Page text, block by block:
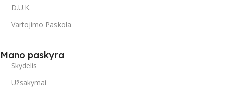
D.U.K.
Vartojimo Paskola
Mano paskyra
Skydelis
Užsakymai